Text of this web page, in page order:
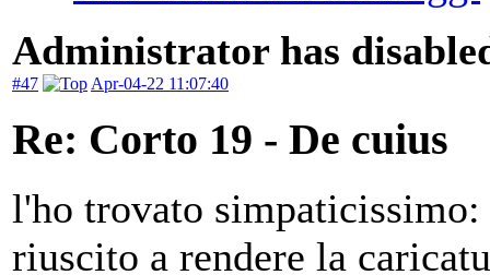
Administrator has
#47 Apr-04-22 11:07:40
Re: Corto 19 - De cuius
l'ho trovato
riuscito a rendere la